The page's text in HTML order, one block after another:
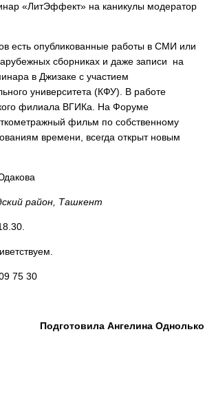
«ЛитЭффект» на каникулы модератор
есть опубликованные работы в СМИ или
сборниках и даже записи на
в Джизаке с участием
университета (КФУ). В работе
филиала ВГИКа. На Форуме
фильм по собственному
времени, всегда открыт новым
район, Ташкент
30
Подготовила Ангелина Однолько